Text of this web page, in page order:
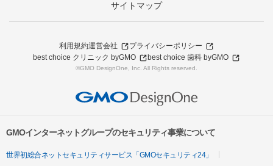
サイトマップ
利用規約運営会社
プライバシーポリシー
best choice クリニック byGMO
best choice 歯科 byGMO
©GMO DesignOne, Inc. All Rights reserved.
GMOインターネットグループのセキュリティ事業について
世界初総合ネットセキュリティサービス「GMOセキュリティ24」